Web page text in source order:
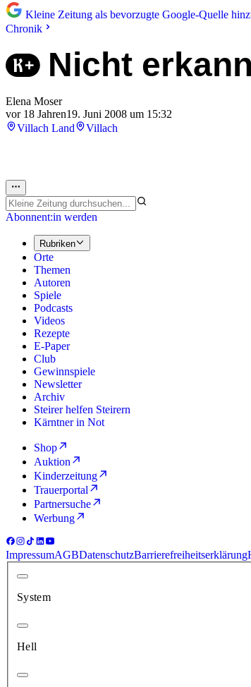
Kleine Zeitung als bevorzugte Google-Quelle
Chronik
Nicht
Elena Moser
vor 18 Jahren19. Juni 2008 um 15:32
Villach Land
Villach
Abonnent:in werden
Rubriken
Orte
Themen
Autoren
Spiele
Podcasts
Videos
Rezepte
E-Paper
Club
Gewinnspiele
Newsletter
Archiv
Steirer helfen Steirern
Kärntner in Not
Shop
Auktion
Kinderzeitung
Trauerportal
Partnersuche
Werbung
ImpressumAGBDatenschutzBarrierefreiheitserklärung
System
Hell